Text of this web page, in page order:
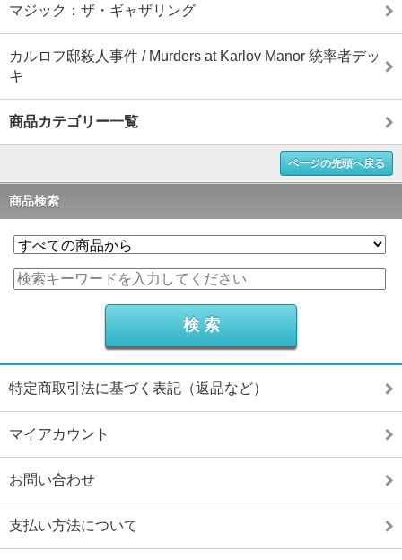
マジック：ザ・ギャザリング
カルロフ邸殺人事件 / Murders at Karlov Manor 統率者デッ
キ
商品カテゴリー一覧
ページの先頭へ戻る
商品検索
特定商取引法に基づく表記（返品など）
マイアカウント
お問い合わせ
支払い方法について